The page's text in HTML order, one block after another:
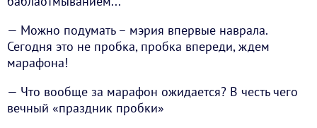
— Можно подумать – мэрия впервые наврала.
Сегодня это не пробка, пробка впереди, ждем
марафона!
— Что вообще за марафон ожидается? В честь чего
вечный «праздник пробки»